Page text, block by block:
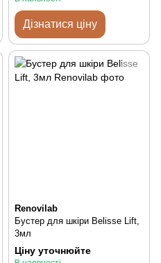
Дізнатися ціну
Renovilab
Бустер для шкіри Belisse Lift,
3мл
Ціну уточнюйте